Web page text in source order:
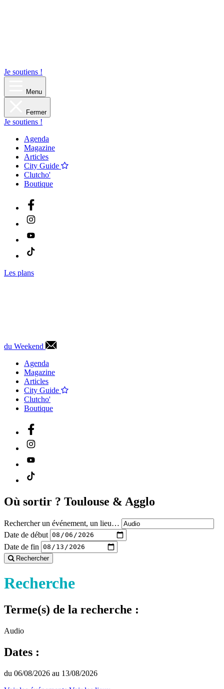
Je soutiens !
Menu
Fermer
Je soutiens !
Agenda
Magazine
Articles
City Guide
Clutcho'
Boutique
Les plans
du Weekend
Agenda
Magazine
Articles
City Guide
Clutcho'
Boutique
Où sortir ? Toulouse & Agglo
Rechercher un événement, un lieu…
Date de début
Date de fin
Rechercher
Recherche
Terme(s) de la recherche :
Audio
Dates :
du 06/08/2026 au 13/08/2026